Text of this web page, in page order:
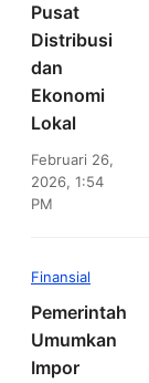
Pusat
Distribusi
dan
Ekonomi
Lokal
Februari 26,
2026, 1:54
PM
Finansial
Pemerintah
Umumkan
Impor